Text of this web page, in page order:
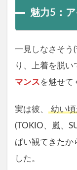
魅力5：
一見しなさそう
り、上着を脱い
マンスを魅せて
実は彼、 幼い
(TOKIO、嵐、
ぱい観てきたか
した。